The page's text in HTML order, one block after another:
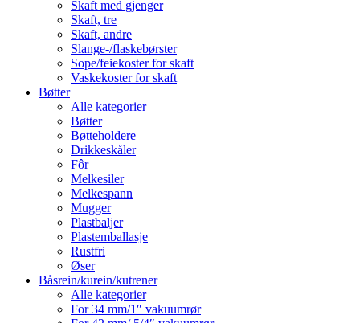
Skaft med gjenger
Skaft, tre
Skaft, andre
Slange-/flaskebørster
Sope/feiekoster for skaft
Vaskekoster for skaft
Bøtter
Alle kategorier
Bøtter
Bøtteholdere
Drikkeskåler
Fôr
Melkesiler
Melkespann
Mugger
Plastbaljer
Plastemballasje
Rustfri
Øser
Båsrein/kurein/kutrener
Alle kategorier
For 34 mm/1″ vakuumrør